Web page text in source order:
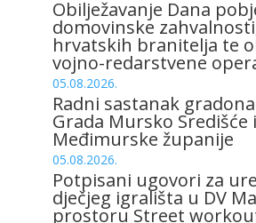
Obilježavanje Dana
domovinske
hrvatskih branitelja te
vojno-redarstvene
05.08.2026.
Radni sastanak
Grada Mursko Središće
Međimurske županije
05.08.2026.
Potpisani ugovori za
dječjeg igrališta u DV
prostoru Street